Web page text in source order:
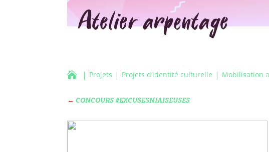
Atelier arpentage
 Projets Projets d’identité culturelle Mobilisation
←CONCOURS #EXCUSESNIAISEUSES